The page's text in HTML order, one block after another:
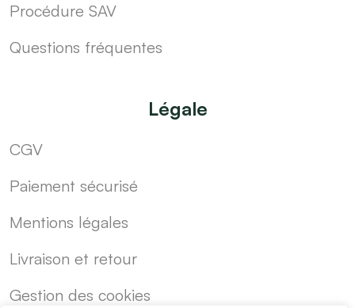
Procédure SAV
Questions fréquentes
Légale
CGV
Paiement sécurisé
Mentions légales
Livraison et retour
Gestion des cookies